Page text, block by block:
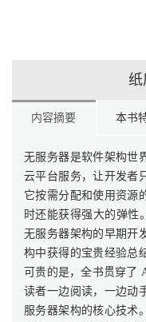
纸
内容摘要 本书
无服务器是软件架构世
云平台服务，让开发者
它按需分配和使用资源
时还能获得强大的弹性
无服务器架构的早期开
构中获得的宝贵经验总
可贵的是，全书贯穿了
读者一边阅读，一边动
服务器架构的核心技术